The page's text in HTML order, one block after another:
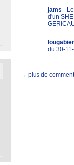
jams -
d'un
lougabier
du 30-
→ plus de